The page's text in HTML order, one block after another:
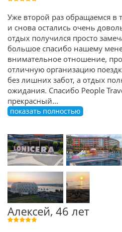
Уже второй раз обращаемся в
и снова остались очень
отдых получился просто
большое спасибо нашему
внимательное отношение,
отличную организацию
без лишних забот, а отдых
ожидания. Спасибо People
прекрасный...
показать полностью
Алексей, 46 лет